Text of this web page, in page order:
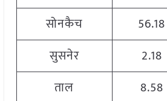
सोनकैच
56.18
सुसनेर
2.18
ताल
8.58